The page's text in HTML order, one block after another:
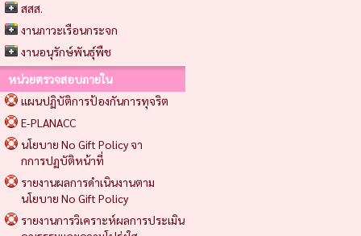
สสส.
งานภาวะเรือนกระจก
งานอนุรักษ์พันธุ์พืช
หน่วยตรวจสอบภายใน
แผนปฏิบัติการป้องกันการทุจริต
E-PLANACC
นโยบาย No Gift Policy จา
กการปฏบัติหน้าที่
รายงานผลการดำเนินงานตาม
นโยบาย No Gift Policy
รายงานการวิเคราะห์ผลการประเมิน